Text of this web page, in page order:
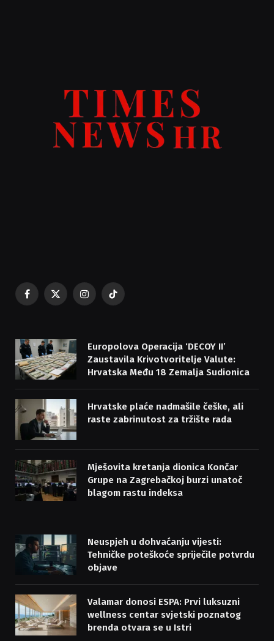
Facebook
X
Instagram
TikTok
Europolova Operacija ‘DECOY II’
Zaustavila Krivotvoritelje Valute:
Hrvatska Među 18 Zemalja Sudionica
Hrvatske plaće nadmašile češke, ali
raste zabrinutost za tržište rada
Mješovita kretanja dionica Končar
Grupe na Zagrebačkoj burzi unatoč
blagom rastu indeksa
Neuspjeh u dohvaćanju vijesti:
Tehničke poteškoće spriječile potvrdu
objave
Valamar donosi ESPA: Prvi luksuzni
wellness centar svjetski poznatog
brenda otvara se u Istri